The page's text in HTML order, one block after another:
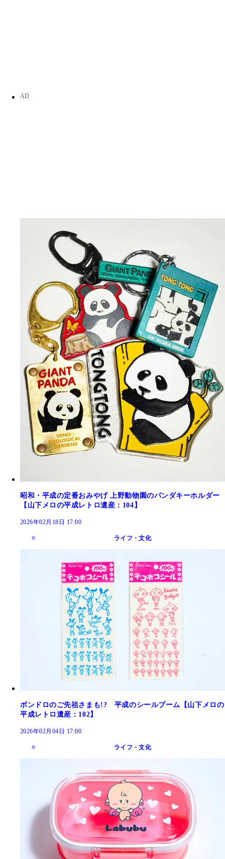
昭和・平成の定番おみやげ 上野動物園のパンダキーホルダー
【山下メロの平成レトロ遺産：104】
2026年02月18日 17:00
ライフ・文化
ボンドロのご先祖さまも!? 平成のシールブーム【山下メロの
平成レトロ遺産：102】
2026年02月04日 17:00
ライフ・文化